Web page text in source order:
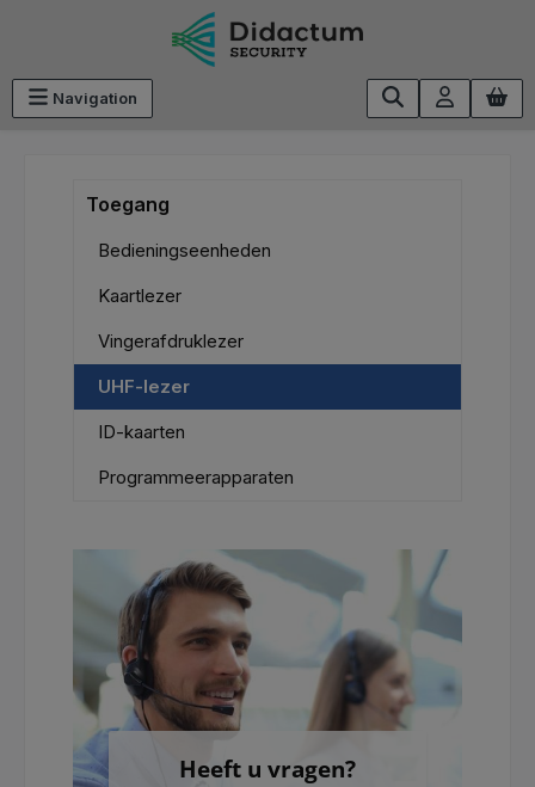
Navigation
Toegang
Bedieningseenheden
Kaartlezer
Vingerafdruklezer
UHF-lezer
ID-kaarten
Programmeerapparaten
Heeft u vragen?